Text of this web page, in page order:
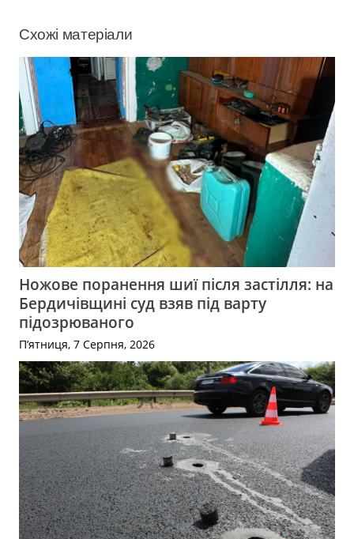
Схожі матеріали
Ножове поранення шиї після застілля: на
Бердичівщині суд взяв під варту
підозрюваного
П’ятниця, 7 Серпня, 2026